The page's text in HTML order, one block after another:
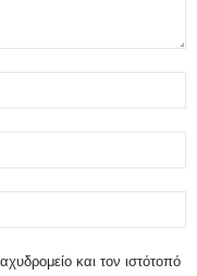
και τον ιστότοπό